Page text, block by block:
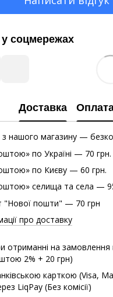
соцмережах
Доставка
з нашого магазину —
по Україні — 70 грн.
по Києву — 60 грн.
cелища та села —
пошти" — 70 грн
про доставку
отриманні на замовлення
2% + 20 грн)
карткою (Visa,
LiqPay (Без комісії)